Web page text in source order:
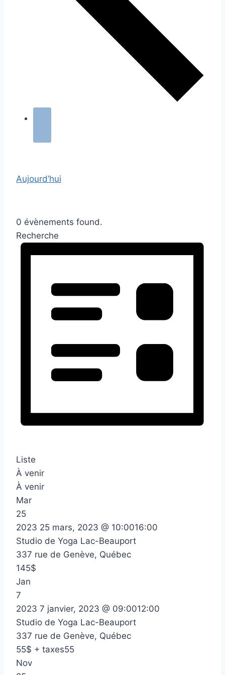
Aujourd’hui
0 évènements found.
Recherche
Liste
À venir
À venir
Mar
25
2023 25 mars, 2023 @ 10:0016:00
Studio de Yoga Lac-Beauport
337 rue de Genève, Québec
145$
Jan
7
2023 7 janvier, 2023 @ 09:0012:00
Studio de Yoga Lac-Beauport
337 rue de Genève, Québec
55$ + taxes55
Nov